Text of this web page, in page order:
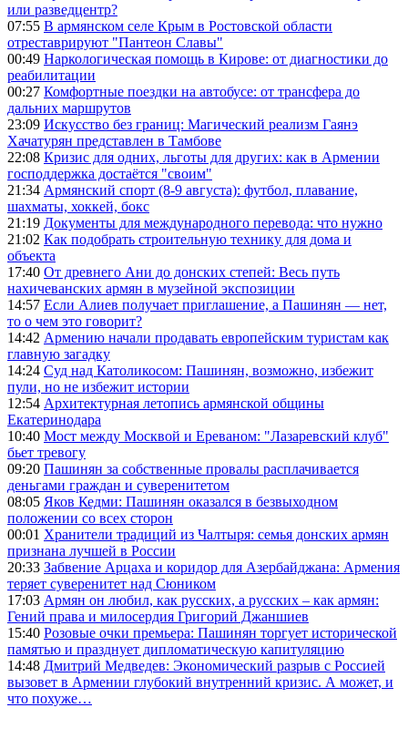
или разведцентр?
07:55 В армянском селе Крым в Ростовской области
отреставрируют "Пантеон Славы"
00:49 Наркологическая помощь в Кирове: от диагностики до
реабилитации
00:27 Комфортные поездки на автобусе: от трансфера до
дальних маршрутов
23:09 Искусство без границ: Магический реализм Гаянэ
Хачатурян представлен в Тамбове
22:08 Кризис для одних, льготы для других: как в Армении
господдержка достаётся "своим"
21:34 Армянский спорт (8-9 августа): футбол, плавание,
шахматы, хоккей, бокс
21:19 Документы для международного перевода: что нужно
21:02 Как подобрать строительную технику для дома и
объекта
17:40 От древнего Ани до донских степей: Весь путь
нахичеванских армян в музейной экспозиции
14:57 Если Алиев получает приглашение, а Пашинян — нет,
то о чем это говорит?
14:42 Армению начали продавать европейским туристам как
главную загадку
14:24 Суд над Католикосом: Пашинян, возможно, избежит
пули, но не избежит истории
12:54 Архитектурная летопись армянской общины
Екатеринодара
10:40 Мост между Москвой и Ереваном: "Лазаревский клуб"
бьет тревогу
09:20 Пашинян за собственные провалы расплачивается
деньгами граждан и суверенитетом
08:05 Яков Кедми: Пашинян оказался в безвыходном
положении со всех сторон
00:01 Хранители традиций из Чалтыря: семья донских армян
признана лучшей в России
20:33 Забвение Арцаха и коридор для Азербайджана: Армения
теряет суверенитет над Сюником
17:03 Армян он любил, как русских, а русских – как армян:
Гений права и милосердия Григорий Джаншиев
15:40 Розовые очки премьера: Пашинян торгует исторической
памятью и празднует дипломатическую капитуляцию
14:48 Дмитрий Медведев: Экономический разрыв с Россией
вызовет в Армении глубокий внутренний кризис. А может, и
что похуже…